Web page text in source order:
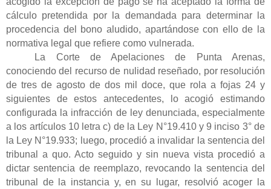
cálculo pretendida por la demandada para determinar la
procedencia del bono aludido, apartándose con ello de la
normativa legal que refiere como vulnerada.
La Corte de Apelaciones de Punta Arenas,
conociendo del recurso de nulidad reseñado, por resolución
de tres de agosto de dos mil doce, que rola a fojas 24 y
siguientes de estos antecedentes, lo acogió estimando
configurada la infracción de ley denunciada, especialmente
a los artículos 10 letra c) de la Ley N°19.410 y 9 inciso 3° de
la Ley N°19.933; luego, procedió a invalidar la sentencia del
tribunal a quo. Acto seguido y sin nueva vista procedió a
dictar sentencia de reemplazo, revocando la sentencia del
tribunal de la instancia y, en su lugar, resolvió acoger la